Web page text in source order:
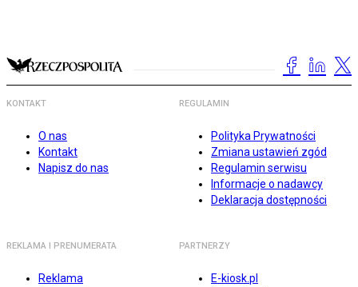
KONTAKT
O nas
Kontakt
Napisz do nas
REGULAMIN
Polityka Prywatności
Zmiana ustawień zgód
Regulamin serwisu
Informacje o nadawcy
Deklaracja dostępności
REKLAMA I PRENUMERATA
Reklama
PARTNERZY
E-kiosk.pl